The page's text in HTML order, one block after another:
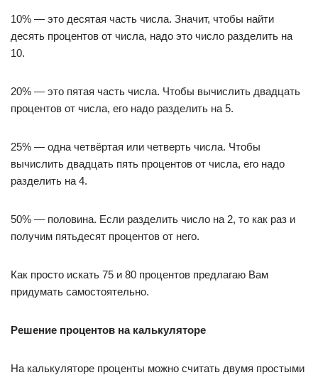
10% — это десятая часть числа. Значит, чтобы найти
десять процентов от числа, надо это число разделить на
10.
20% — это пятая часть числа. Чтобы вычислить двадцать
процентов от числа, его надо разделить на 5.
25% — одна четвёртая или четверть числа. Чтобы
вычислить двадцать пять процентов от числа, его надо
разделить на 4.
50% — половина. Если разделить число на 2, то как раз и
получим пятьдесят процентов от него.
Как просто искать 75 и 80 процентов предлагаю Вам
придумать самостоятельно.
Решение процентов на калькуляторе
На калькуляторе проценты можно считать двумя простыми